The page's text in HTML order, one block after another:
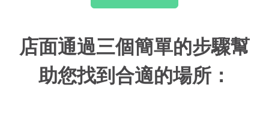
店面通過三個簡單的步驟幫
助您找到合適的場所：